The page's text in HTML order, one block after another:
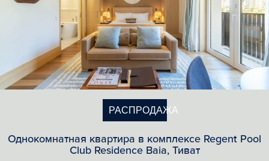
РАСПРОДАЖА
Однокомнатная квартира в комплексе Regent Pool
Club Residence Baia, Тиват